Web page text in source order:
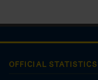
OFFICIAL STATISTICS